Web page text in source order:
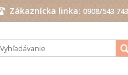
Zákaznícka linka: 0908/543